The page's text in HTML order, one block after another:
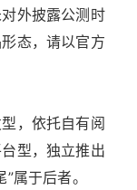
外披露公测时
态，请以官方
，依托自有阅
型，独立推出
属于后者。